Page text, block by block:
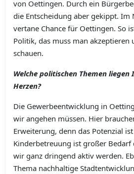
von Oettingen. Durch ein
die Entscheidung aber gekippt. Im
vertane Chance für Oettingen. So
Politik, das muss man akzeptieren
schauen.
Welche politischen Themen liegen
Herzen?
Die Gewerbeentwicklung in
wir angehen müssen. Hier
Erweiterung, denn das Potenzial
Kinderbetreuung ist großer Bedarf
wir ganz dringend aktiv werden.
Thema nachhaltige